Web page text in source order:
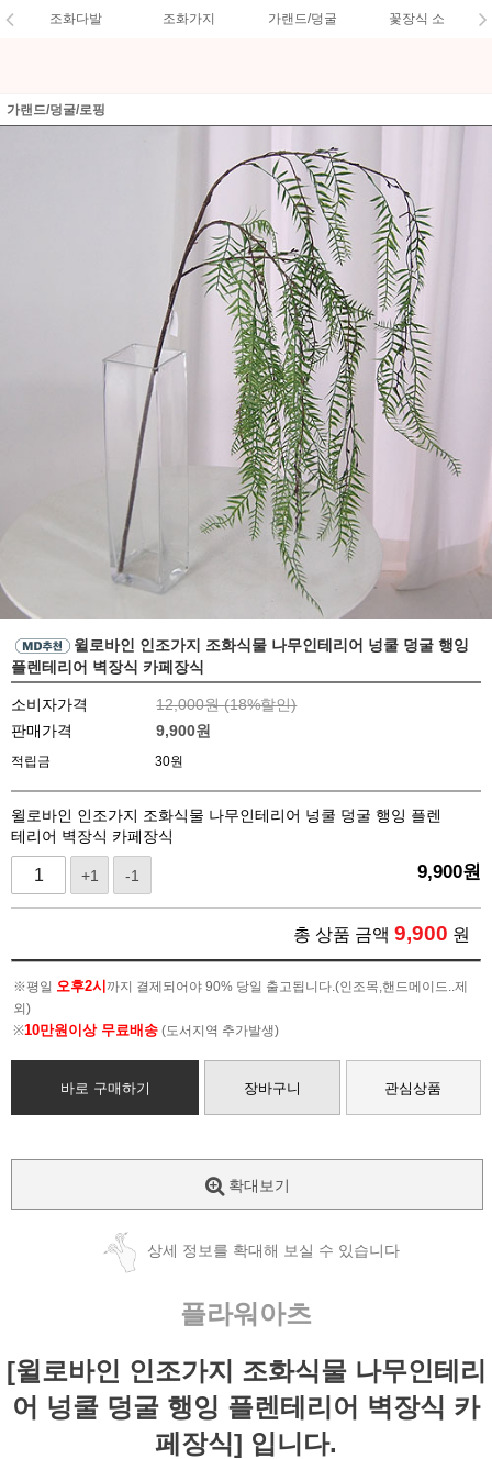
조화다발 조화가지 가랜드/덩굴 꽃장식 소
가랜드/덩굴/로핑
윌로바인 인조가지 조화식물 나무인테리어 넝쿨 덩굴 행잉
플렌테리어 벽장식 카페장식
소비자가격 12,000원 (18%할인)
판매가격
9,900원
적립금 30원
윌로바인 인조가지 조화식물 나무인테리어 넝쿨 덩굴 행잉 플렌
테리어 벽장식 카페장식
+1 -1 9,900원
총 상품 금액 9,900 원
※평일 오후2시 까지 결제되어야 90% 당일 출고됩니다.(인조목,핸드메이드..제
외)
※10만원이상 무료배송 (도서지역 추가발생)
바로 구매하기 장바구니 관심상품
확대보기
상세 정보를 확대해 보실 수 있습니다
플라워아츠
[윌로바인 인조가지 조화식물 나무인테리
어 넝쿨 덩굴 행잉 플렌테리어 벽장식 카
페장식] 입니다.